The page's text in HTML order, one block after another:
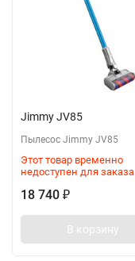
Jimmy JV85
Пылесос Jimmy JV85
Этот товар временно
недоступен для заказа
18 740 ₽
В корзину